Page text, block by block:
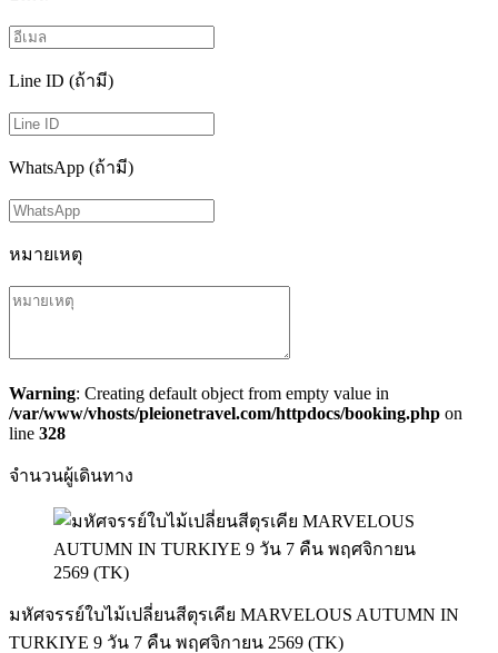
Line ID (ถ้ามี)
WhatsApp (ถ้ามี)
หมายเหตุ
Warning: Creating default object from empty value in
/var/www/vhosts/pleionetravel.com/httpdocs/booking.php on
line 328
จำนวนผู้เดินทาง
มหัศจรรย์ใบไม้เปลี่ยนสีตุรเคีย MARVELOUS AUTUMN IN
TURKIYE 9 วัน 7 คืน พฤศจิกายน 2569 (TK)